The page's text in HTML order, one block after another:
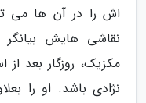
اش را در آن ها می
نقاشی هایش
مکزیک، روزگار بعد
نژادی باشد. او را